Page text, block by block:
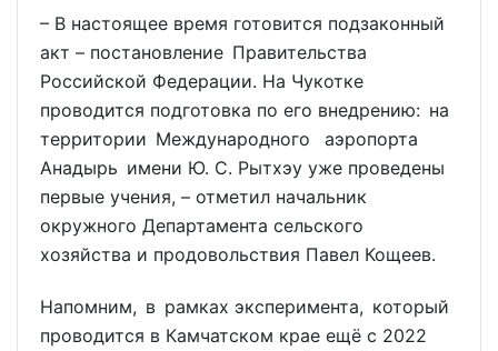
– В настоящее время готовится подзаконный
акт – постановление Правительства
Российской Федерации. На Чукотке
проводится подготовка по его внедрению: на
территории Международного аэропорта
Анадырь имени Ю. С. Рытхэу уже проведены
первые учения, – отметил начальник
окружного Департамента сельского
хозяйства и продовольствия Павел Кощеев.
Напомним, в рамках эксперимента, который
проводится в Камчатском крае ещё с 2022